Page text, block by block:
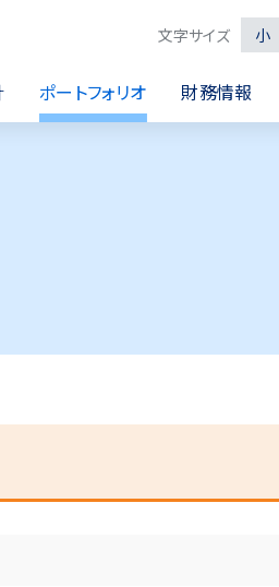
文字サイズ 小
ポートフォリオ 財務情報